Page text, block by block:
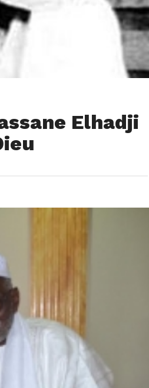
Elhadji